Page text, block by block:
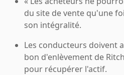
du site de vente qu'une
son intégralité.
Les conducteurs doivent
bon d'enlèvement de
pour récupérer l'actif.